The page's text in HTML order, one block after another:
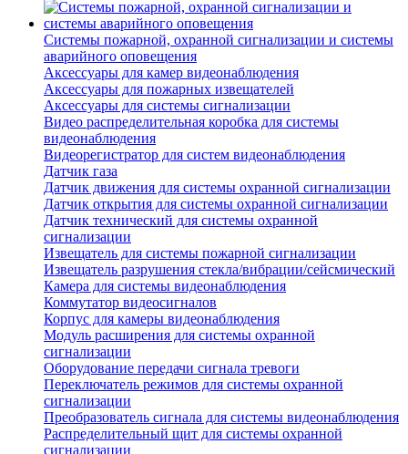
Системы пожарной, охранной сигнализации и системы
аварийного оповещения
Аксессуары для камер видеонаблюдения
Аксессуары для пожарных извещателей
Аксессуары для системы сигнализации
Видео распределительная коробка для системы
видеонаблюдения
Видеорегистратор для систем видеонаблюдения
Датчик газа
Датчик движения для системы охранной сигнализации
Датчик открытия для системы охранной сигнализации
Датчик технический для системы охранной
сигнализации
Извещатель для системы пожарной сигнализации
Извещатель разрушения стекла/вибрации/сейсмический
Камера для системы видеонаблюдения
Коммутатор видеосигналов
Корпус для камеры видеонаблюдения
Модуль расширения для системы охранной
сигнализации
Оборудование передачи сигнала тревоги
Переключатель режимов для системы охранной
сигнализации
Преобразователь сигнала для системы видеонаблюдения
Распределительный щит для системы охранной
сигнализации